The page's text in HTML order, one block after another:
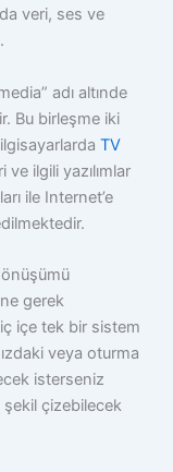
veri, ses ve
adı altınde
Bu birleşme iki
TV
ve ilgili yazılımlar
ile Internet’e
gerek
içe tek bir sistem
veya oturma
isterseniz
şekil çizebilecek